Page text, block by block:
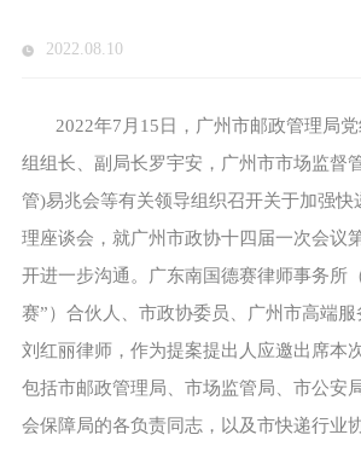
2022.08.10
2022年7月15日，广州市邮政管理局
组组长、副局长罗宇安，广州市市场监督
管)易兆会等有关领导组织召开关于加强快
理座谈会，就广州市政协十四届一次会议
开进一步沟通。广东南国德赛律师事务所
赛”）合伙人、市政协委员、广州市高端
刘红丽律师，作为提案提出人应邀出席本
包括市邮政管理局、市场监管局、市公安
会保障局的各负责同志，以及市快递行业